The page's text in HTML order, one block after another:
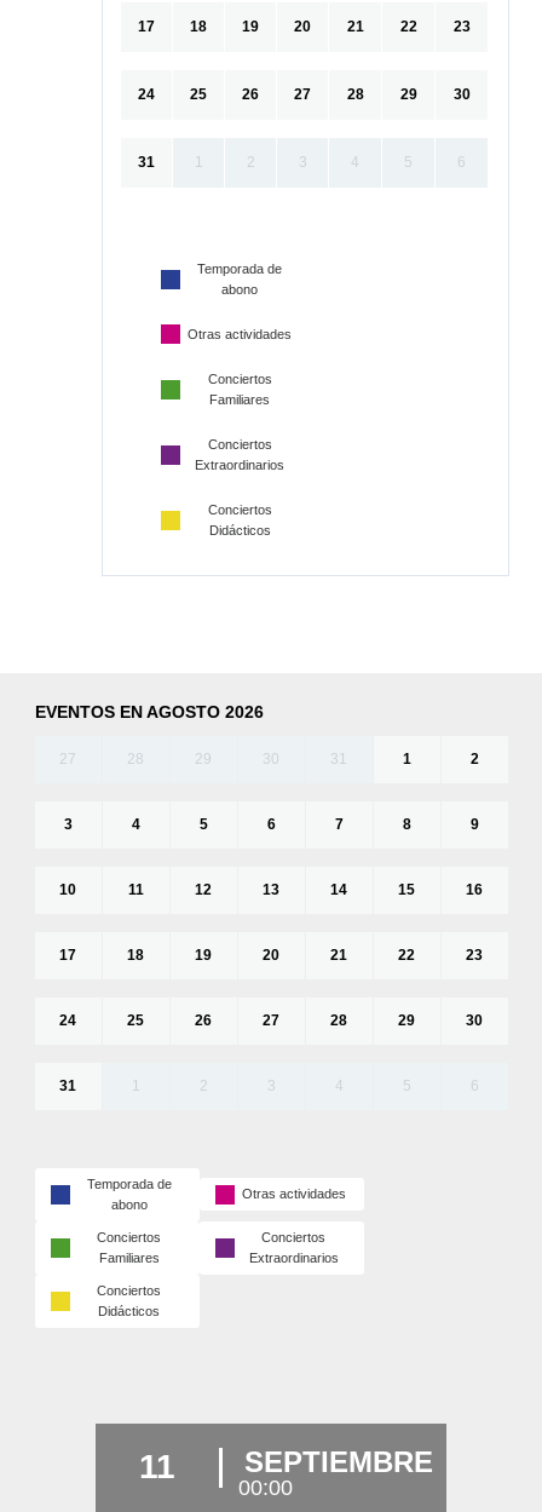
17 18 19 20 21 22 23
24 25 26 27 28 29 30
31 1 2 3 4 5 6
Temporada de
abono
Otras actividades
Conciertos
Familiares
Conciertos
Extraordinarios
Conciertos
Didácticos
EVENTOS EN AGOSTO 2026
27 28 29 30 31 1 2
3 4 5 6 7 8 9
10 11 12 13 14 15 16
17 18 19 20 21 22 23
24 25 26 27 28 29 30
31 1 2 3 4 5 6
Temporada de
abono
Otras actividades
Conciertos
Familiares
Conciertos
Extraordinarios
Conciertos
Didácticos
11 SEPTIEMBRE
00:00